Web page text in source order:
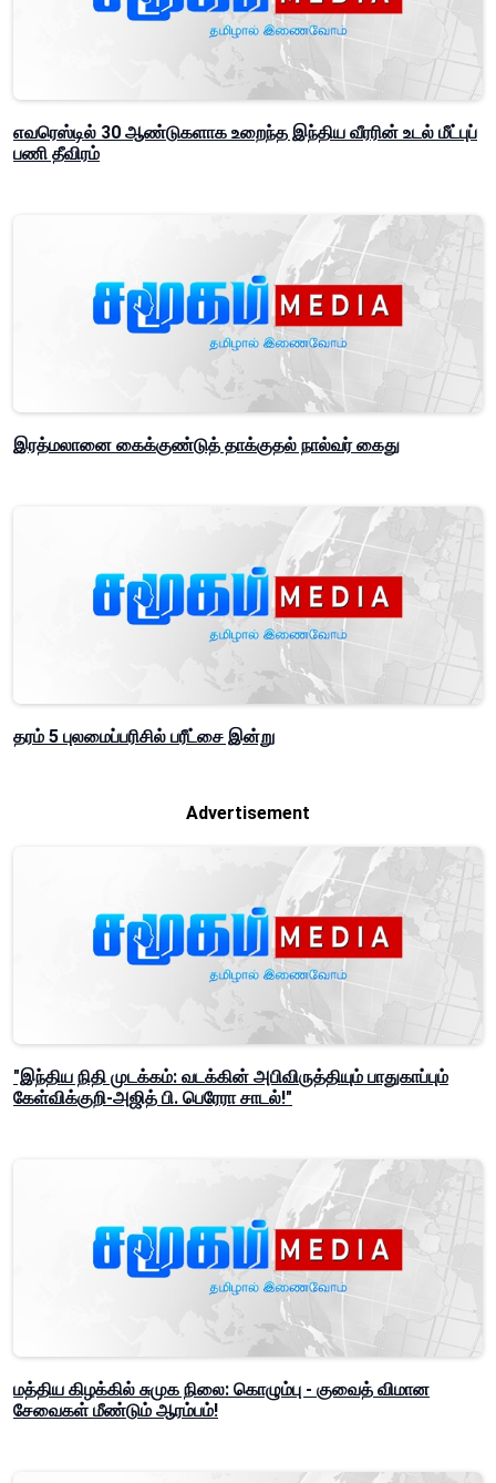
எவரெஸ்டில் 30 ஆண்டுகளாக உறைந்த இந்திய வீரரின் உடல் மீட்புப்
பணி தீவிரம்
இரத்மலானை கைக்குண்டுத் தாக்குதல் நால்வர் கைது
தரம் 5 புலமைப்பரிசில் பரீட்சை இன்று
Advertisement
"இந்திய நிதி முடக்கம்: வடக்கின் அபிவிருத்தியும் பாதுகாப்பும்
கேள்விக்குறி-அஜித் பி. பெரேரா சாடல்!"
மத்திய கிழக்கில் சுமுக நிலை: கொழும்பு - குவைத் விமான
சேவைகள் மீண்டும் ஆரம்பம்!